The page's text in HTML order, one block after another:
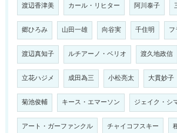
渡辺香津美 カール・リヒター 阿川泰子
郷ひろみ 山田一雄 向谷実 千住明
渡辺真知子 ルチアーノ・ベリオ 渡久地政信
立花ハジメ 成田為三 小松亮太 大貫妙子
菊池俊輔 キース・エマーソン ジェイク・シ
アート・ガーファンクル チャイコフスキー